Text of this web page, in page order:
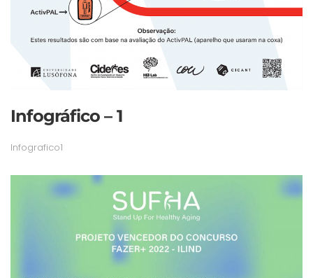
Infográfico – 1
Infografico1